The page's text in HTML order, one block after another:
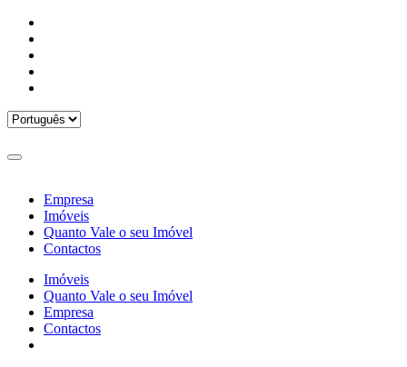
Empresa
Imóveis
Quanto Vale o seu Imóvel
Contactos
Imóveis
Quanto Vale o seu Imóvel
Empresa
Contactos